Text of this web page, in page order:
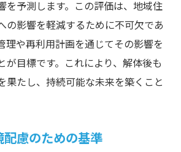
の未来を切り開く最新技術
を予測します。この評価は、地域住
の影響を軽減するために不可欠であ
理や再利用計画を通じてその影響を
が目標です。これにより、解体後も
果たし、持続可能な未来を築くこと
慮のための基準